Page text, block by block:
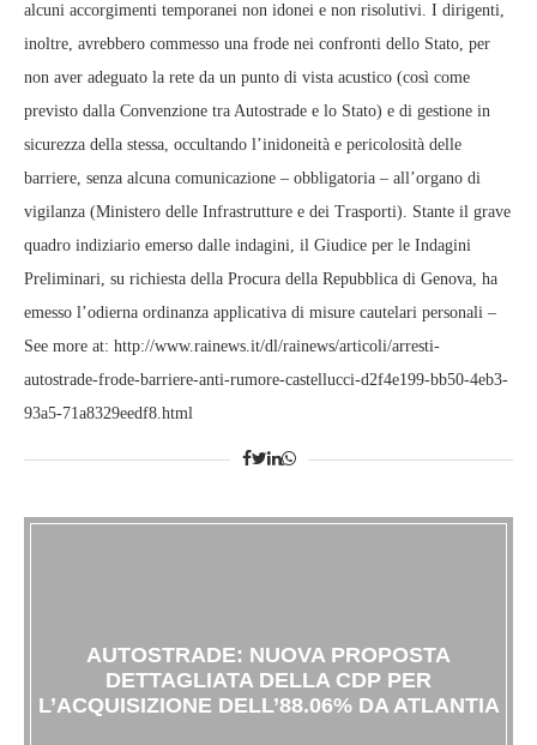
alcuni accorgimenti temporanei non idonei e non risolutivi. I dirigenti,
inoltre, avrebbero commesso una frode nei confronti dello Stato, per
non aver adeguato la rete da un punto di vista acustico (così come
previsto dalla Convenzione tra Autostrade e lo Stato) e di gestione in
sicurezza della stessa, occultando l’inidoneità e pericolosità delle
barriere, senza alcuna comunicazione – obbligatoria – all’organo di
vigilanza (Ministero delle Infrastrutture e dei Trasporti). Stante il grave
quadro indiziario emerso dalle indagini, il Giudice per le Indagini
Preliminari, su richiesta della Procura della Repubblica di Genova, ha
emesso l’odierna ordinanza applicativa di misure cautelari personali –
See more at: http://www.rainews.it/dl/rainews/articoli/arresti-
autostrade-frode-barriere-anti-rumore-castellucci-d2f4e199-bb50-4eb3-
93a5-71a8329eedf8.html
AUTOSTRADE: NUOVA PROPOSTA
DETTAGLIATA DELLA CDP PER
L’ACQUISIZIONE DELL’88.06% DA ATLANTIA